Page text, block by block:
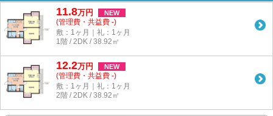
11.8万円 NEW
(管理費・共益費 -)
敷：1ヶ月｜礼：1ヶ月
1階 / 2DK / 38.92㎡
12.2万円 NEW
(管理費・共益費 -)
敷：1ヶ月｜礼：1ヶ月
2階 / 2DK / 38.92㎡